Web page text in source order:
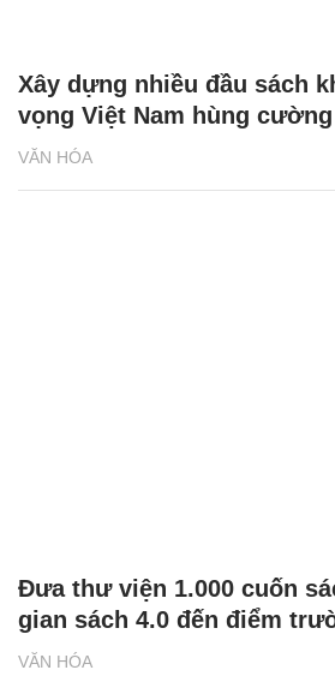
VĂN HÓA
Xây dựng nhiều đầu sách
vọng Việt Nam hùng cường
VĂN HÓA
Đưa thư viện 1.000 cuốn
gian sách 4.0 đến điểm